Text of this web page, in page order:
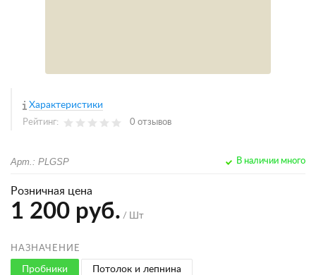
Характеристики
Рейтинг: 0 отзывов
Арт.: PLGSP В наличии много
Розничная цена
1 200 руб. / Шт
НАЗНАЧЕНИЕ
Пробники Потолок и лепнина